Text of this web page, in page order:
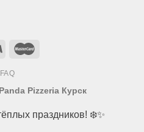
FAQ
Panda Pizzeria Курск
праздников! ❄️✨